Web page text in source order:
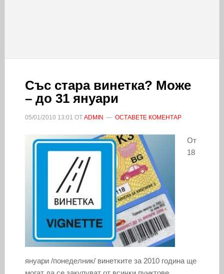
Със стара винетка? Може
– до 31 януари
05/01/2010 13:01 ОТ ADMIN ОСТАВЕТЕ КОМЕНТАР
От
18
януари /понеделник/ винетките за 2010 година ще